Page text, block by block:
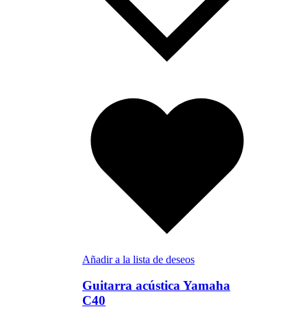
Añadir a la lista de deseos
Guitarra acústica Yamaha
C40